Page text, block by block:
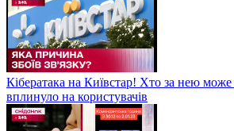
Кібератака на Київстар! Хто за нею може
вплинуло на користувачів